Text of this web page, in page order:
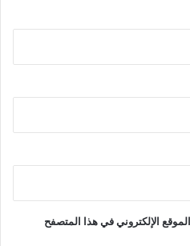
الإلكتروني في هذا المتصفح